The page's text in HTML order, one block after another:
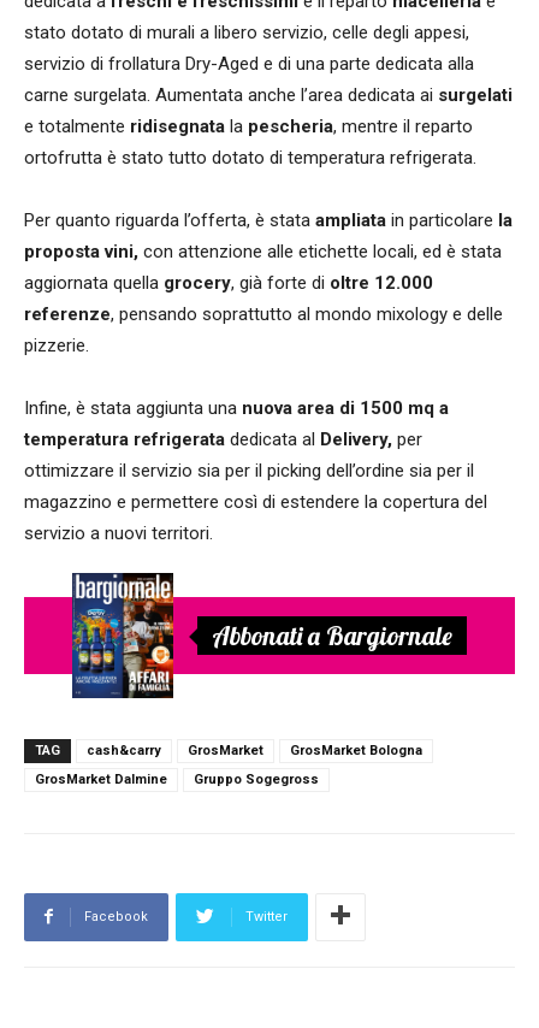
stato dotato di murali a libero servizio, celle degli appesi,
servizio di frollatura Dry-Aged e di una parte dedicata alla
carne surgelata. Aumentata anche l’area dedicata ai surgelati
e totalmente ridisegnata la pescheria, mentre il reparto
ortofrutta è stato tutto dotato di temperatura refrigerata.
Per quanto riguarda l’offerta, è stata ampliata in particolare la
proposta vini, con attenzione alle etichette locali, ed è stata
aggiornata quella grocery, già forte di oltre 12.000
referenze, pensando soprattutto al mondo mixology e delle
pizzerie.
Infine, è stata aggiunta una nuova area di 1500 mq a
temperatura refrigerata dedicata al Delivery, per
ottimizzare il servizio sia per il picking dell’ordine sia per il
magazzino e permettere così di estendere la copertura del
servizio a nuovi territori.
Abbonati a Bargiornale
TAG cash&carry GrosMarket
GrosMarket Bologna
GrosMarket Dalmine
Gruppo Sogegross
Facebook Twitter